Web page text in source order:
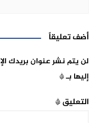
أضف تعليقاً
لن يتم نشر عنوان بريدك
إليها بـ*
التعليق*